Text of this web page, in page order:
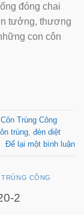
đóng chai
tưởng, thương
con côn
Trùng Công
trùng đèn diệt
Để lại một bình luận
CÔNG
2